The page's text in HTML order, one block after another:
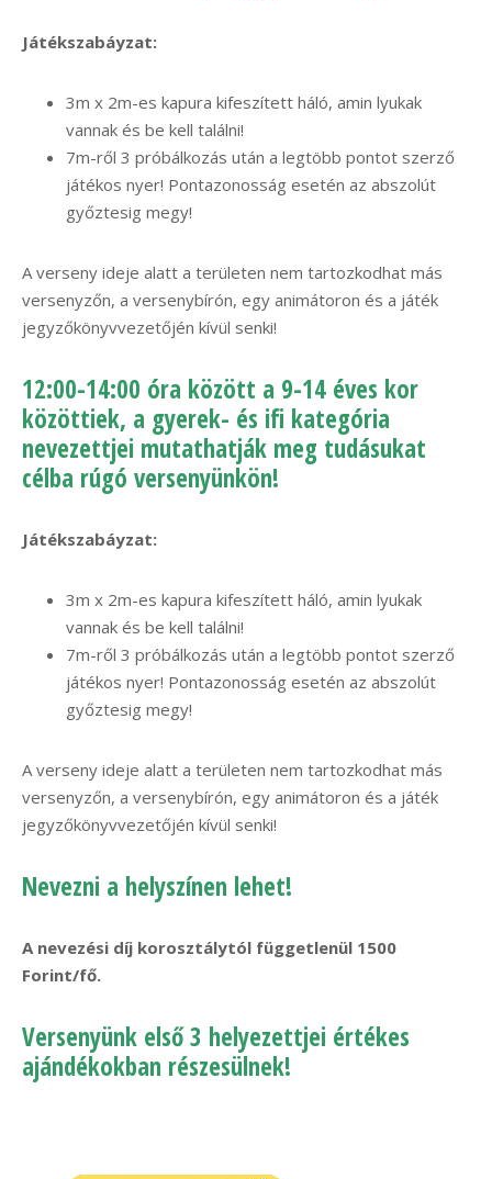
Játékszabáyzat:
3m x 2m-es kapura kifeszített háló, amin lyukak
vannak és be kell találni!
7m-ről 3 próbálkozás után a legtöbb pontot szerző
játékos nyer! Pontazonosság esetén az abszolút
győztesig megy!
A verseny ideje alatt a területen nem tartozkodhat más
versenyzőn, a versenybírón, egy animátoron és a játék
jegyzőkönyvvezetőjén kívül senki!
12:00-14:00 óra között a 9-14 éves kor
közöttiek, a gyerek- és ifi kategória
nevezettjei mutathatják meg tudásukat
célba rúgó versenyünkön!
Játékszabáyzat:
3m x 2m-es kapura kifeszített háló, amin lyukak
vannak és be kell találni!
7m-ről 3 próbálkozás után a legtöbb pontot szerző
játékos nyer! Pontazonosság esetén az abszolút
győztesig megy!
A verseny ideje alatt a területen nem tartozkodhat más
versenyzőn, a versenybírón, egy animátoron és a játék
jegyzőkönyvvezetőjén kívül senki!
Nevezni a helyszínen lehet!
A nevezési díj korosztálytól függetlenül 1500
Forint/fő.
Versenyünk első 3 helyezettjei értékes
ajándékokban részesülnek!